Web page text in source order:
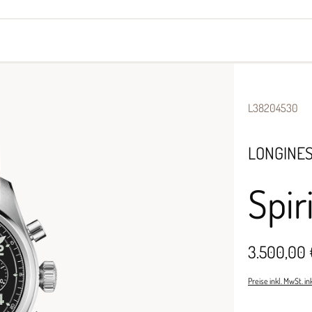
L38204530
3.500,00
Preise inkl. MwSt.